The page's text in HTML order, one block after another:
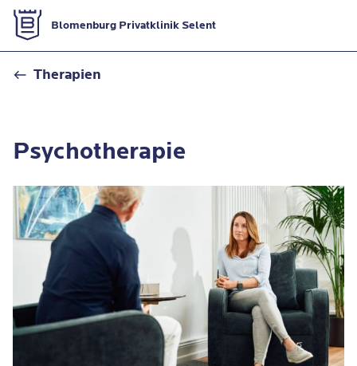
Zur Startseite
Blomenburg Privatklinik Selent
Therapien
Psychotherapie